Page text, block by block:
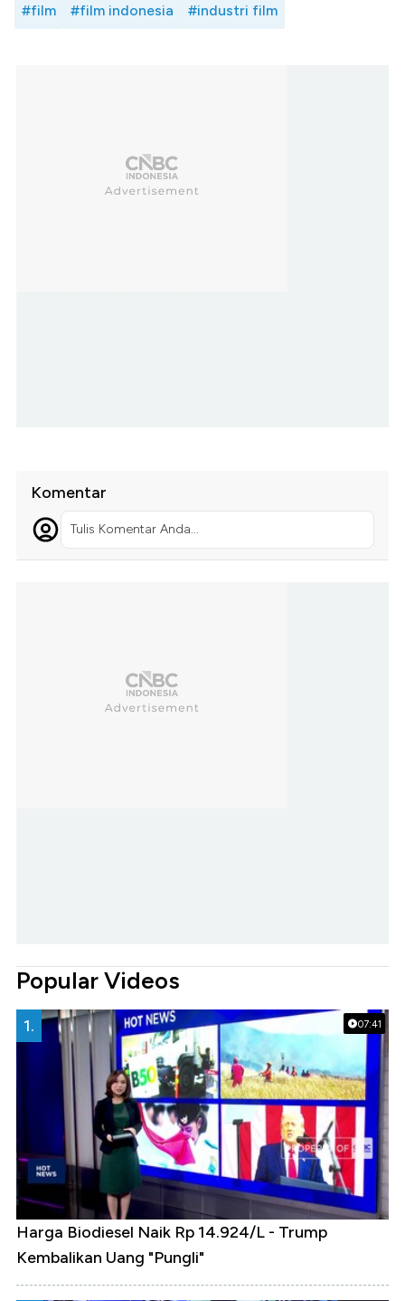
#film #film indonesia #industri film
Komentar
Tulis Komentar Anda...
Popular Videos
07:41
1.
Harga Biodiesel Naik Rp 14.924/L - Trump
Kembalikan Uang "Pungli"